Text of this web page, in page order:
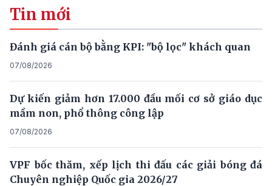
Tin mới
Đánh giá cán bộ bằng KPI: "bộ lọc" khách quan
07/08/2026
Dự kiến giảm hơn 17.000 đầu mối cơ sở giáo dục
mầm non, phổ thông công lập
07/08/2026
VPF bốc thăm, xếp lịch thi đấu các giải bóng đá
Chuyên nghiệp Quốc gia 2026/27